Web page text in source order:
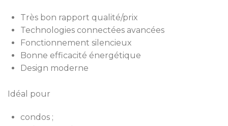
Très bon rapport qualité/prix
Technologies connectées avancées
Fonctionnement silencieux
Bonne efficacité énergétique
Design moderne
Idéal pour
condos ;